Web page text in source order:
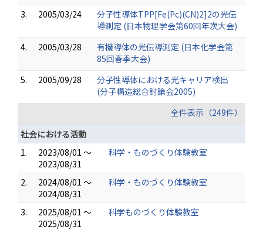
3.
2005/03/24
分子性導体TPP[Fe(Pc)(CN)2]2の光伝
導測定 (日本物理学会第60回年次大会)
4.
2005/03/28
有機導体の光伝導測定 (日本化学会第
85回春季大会)
5.
2005/09/28
分子性導体における光キャリア検出
(分子構造総合討論会2005)
全件表示（249件）
社会における活動
1.
2023/08/01 ～
2023/08/31
科学・ものづくり体験教室
2.
2024/08/01 ～
2024/08/31
科学・ものづくり体験教室
3.
2025/08/01 ～
2025/08/31
科学ものづくり体験教室